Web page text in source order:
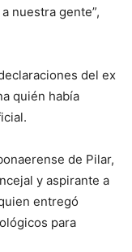
nuestra gente”,
del ex
quién había
de Pilar,
y aspirante a
entregó
para